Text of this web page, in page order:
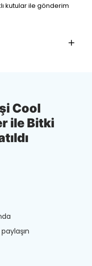
kutular ile gönderim
Cool
ile Bitki